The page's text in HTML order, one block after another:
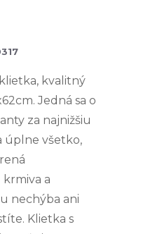
kvalitný
Jedná sa o
za najnižšiu
úplne všetko,
a
nechýba ani
Klietka s